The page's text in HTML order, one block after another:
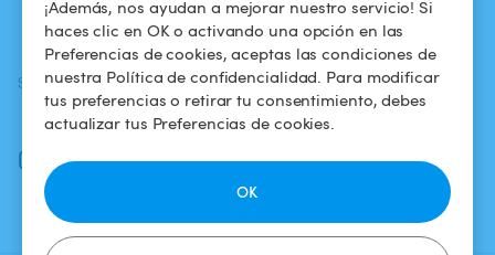
¡Además, nos ayudan a mejorar nuestro servicio! Si
haces clic en OK o activando una opción en las
Preferencias de cookies, aceptas las condiciones de
nuestra Política de confidencialidad. Para modificar
tus preferencias o retirar tu consentimiento, debes
actualizar tus Preferencias de cookies.
OK
¿Cómo funciona?
Aviso legal
SÍGUENOS
Facebook
Instagram
DESCARGAR LA APP